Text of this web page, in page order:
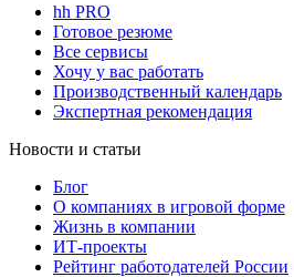
hh PRO
Готовое резюме
Все сервисы
Хочу у вас работать
Производственный календарь
Экспертная рекомендация
Новости и статьи
Блог
О компаниях в игровой форме
Жизнь в компании
ИТ-проекты
Рейтинг работодателей России